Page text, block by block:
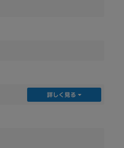
詳しく見る